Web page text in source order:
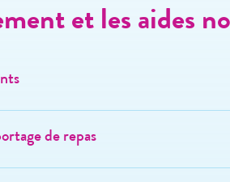
et les aides
de repas